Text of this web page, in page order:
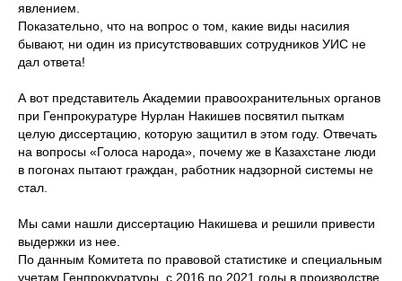
явлением.
Показательно, что на вопрос о том, какие виды насилия
бывают, ни один из присутствовавших сотрудников УИС не
дал ответа!
А вот представитель Академии правоохранительных органов
при Генпрокуратуре Нурлан Накишев посвятил пыткам
целую диссертацию, которую защитил в этом году. Отвечать
на вопросы «Голоса народа», почему же в Казахстане люди
в погонах пытают граждан, работник надзорной системы не
стал.
Мы сами нашли диссертацию Накишева и решили привести
выдержки из нее.
По данным Комитета по правовой статистике и специальным
учетам Генпрокуратуры, с 2016 по 2021 годы в производстве